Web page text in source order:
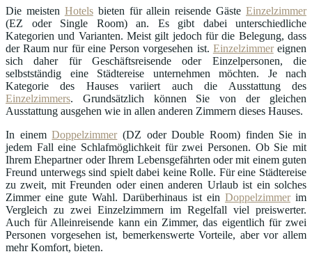
Die meisten Hotelsbieten für allein reisende Gäste Einzelzimmer
(EZ oder Single Room) an. Es gibt dabei unterschiedliche
Kategorien und Varianten. Meist gilt jedoch für die Belegung, dass
der Raum nur für eine Person vorgesehen ist. Einzelzimmereignen
sich daher für Geschäftsreisende oder Einzelpersonen, die
selbstständig eine Städtereise unternehmen möchten. Je nach
Kategorie des Hauses variiert auch die Ausstattung des
Einzelzimmers. Grundsätzlich können Sie von der gleichen
Ausstattung ausgehen wie in allen anderen Zimmern dieses Hauses.
In einemDoppelzimmer(DZ oder Double Room) finden Sie in
jedem Fall eine Schlafmöglichkeit für zwei Personen. Ob Sie mit
Ihrem Ehepartner oder Ihrem Lebensgefährten oder mit einem guten
Freund unterwegs sind spielt dabei keine Rolle. Für eine Städtereise
zu zweit, mit Freunden oder einen anderen Urlaub ist ein solches
Zimmer eine gute Wahl. Darüberhinaus ist ein Doppelzimmerim
Vergleich zu zwei Einzelzimmern im Regelfall viel preiswerter.
Auch für Alleinreisende kann ein Zimmer, das eigentlich für zwei
Personen vorgesehen ist, bemerkenswerte Vorteile, aber vor allem
mehr Komfort, bieten.